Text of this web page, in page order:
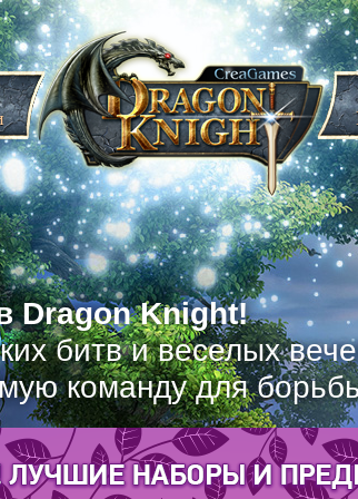
Dragon Knight!
битв и веселых
команду для